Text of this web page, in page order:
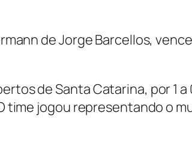
de Jorge Barcellos,
de Santa Catarina, por 1
time jogou representando o